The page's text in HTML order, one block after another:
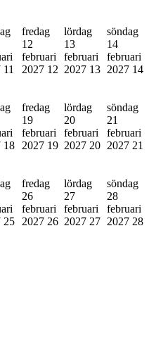
11
fredag
12
februari
2027 12
lördag
13
februari
2027 13
söndag
14
februari
2027 14
18
fredag
19
februari
2027 19
lördag
20
februari
2027 20
söndag
21
februari
2027 21
25
fredag
26
februari
2027 26
lördag
27
februari
2027 27
söndag
28
februari
2027 28